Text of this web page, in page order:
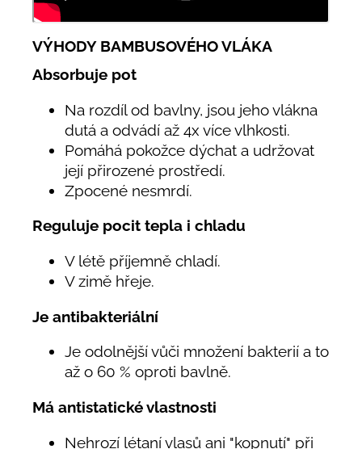
VÝHODY BAMBUSOVÉHO VLÁKA
Absorbuje pot
Na rozdíl od bavlny, jsou jeho vlákna
dutá a odvádí až 4x více vlhkosti.
Pomáhá pokožce dýchat a udržovat
její přirozené prostředí.
Zpocené nesmrdí.
Reguluje pocit tepla i chladu
V létě příjemně chladí.
V zimě hřeje.
Je antibakteriální
Je odolnější vůči množení bakterií a to
až o 60 % oproti bavlně.
Má antistatické vlastnosti
Nehrozí létaní vlasů ani "kopnutí" při